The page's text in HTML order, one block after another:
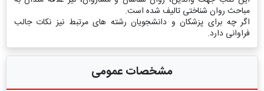
مباحث روان شناختی تالیف شده است.
اگر چه برای پزشکان و دانشجویان رشته های مرتبط نیز نکات جالب
فراوانی دارد.
مشخصات عمومی